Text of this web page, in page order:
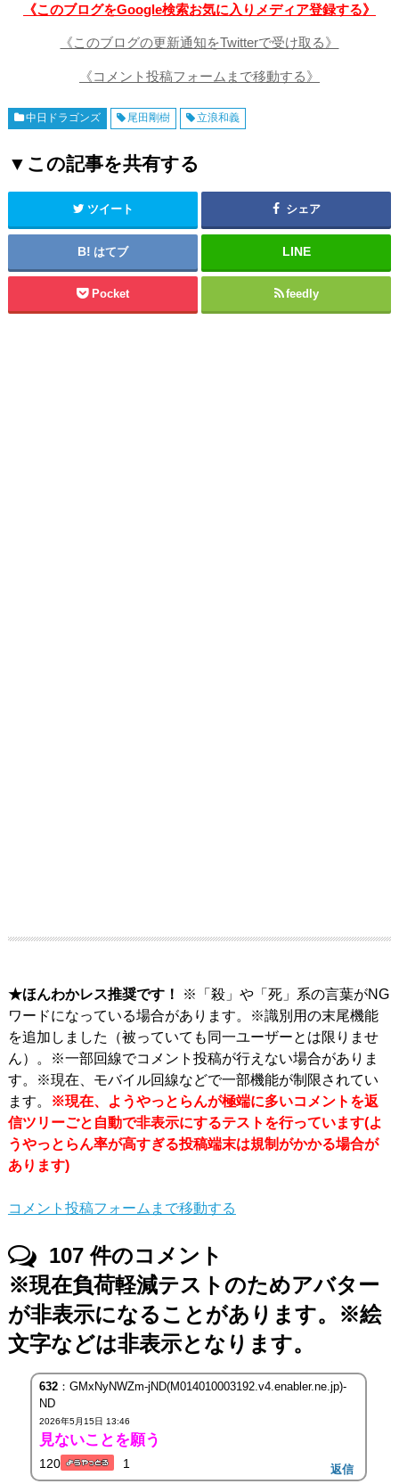
《このブログをGoogle検索お気に入りメディア登録する》
《このブログの更新通知をTwitterで受け取る》
《コメント投稿フォームまで移動する》
中日ドラゴンズ 尾田剛樹 立浪和義
▼この記事を共有する
ツイート シェア
はてブ
Pocket feedly
★ほんわかレス推奨です！
※「殺」や「死」系の言葉がNG
ワードになっている場合があります。※識別用の末尾機能
を追加しました（被っていても同一ユーザーとは限りませ
ん）。※一部回線でコメント投稿が行えない場合がありま
す。※現在、モバイル回線などで一部機能が制限されてい
ます。
※現在、ようやっとらんが極端に多いコメントを返
信ツリーごと自動で非表示にするテストを行っています(よ
うやっとらん率が高すぎる投稿端末は規制がかかる場合が
あります)
コメント投稿フォームまで移動する
107件のコメント
※現在負荷軽減テストのためアバター
が非表示になることがあります。※絵
文字などは非表示となります。
632：GMxNyNWZm-jND(M014010003192.v4.enabler.ne.jp)-
ND
2026年5月15日 13:46
見ないことを願う
120 1 返信